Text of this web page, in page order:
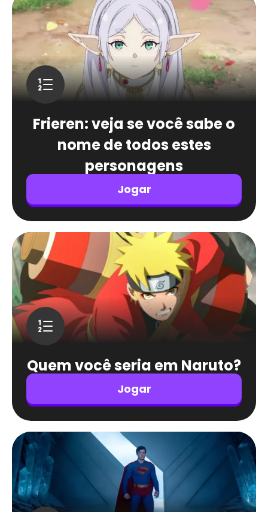
Frieren: veja se você sabe o
nome de todos estes
personagens
Jogar
Quem você seria em Naruto?
Jogar